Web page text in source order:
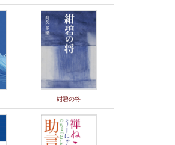
紺碧の将